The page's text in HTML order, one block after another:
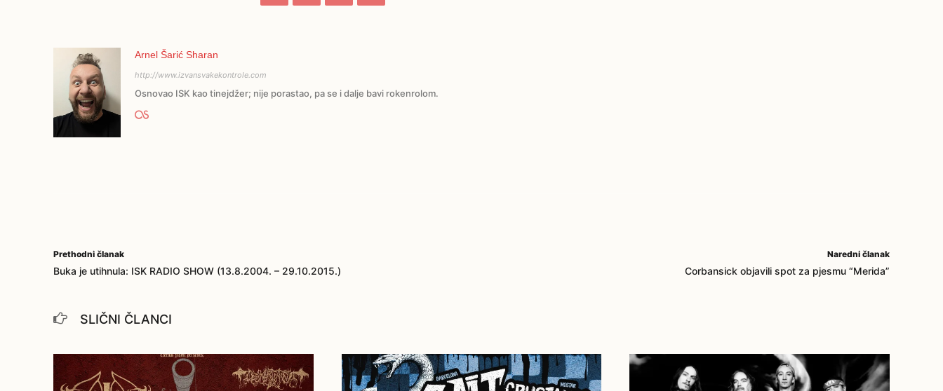
Arnel Šarić Sharan
http://www.izvansvakekontrole.com
Osnovao ISK kao tinejdžer; nije porastao, pa se i dalje bavi rokenrolom.
Prethodni članak
Buka je utihnula: ISK RADIO SHOW (13.8.2004. – 29.10.2015.)
Naredni članak
Corbansick objavili spot za pjesmu “Merida”
SLIČNI ČLANCI